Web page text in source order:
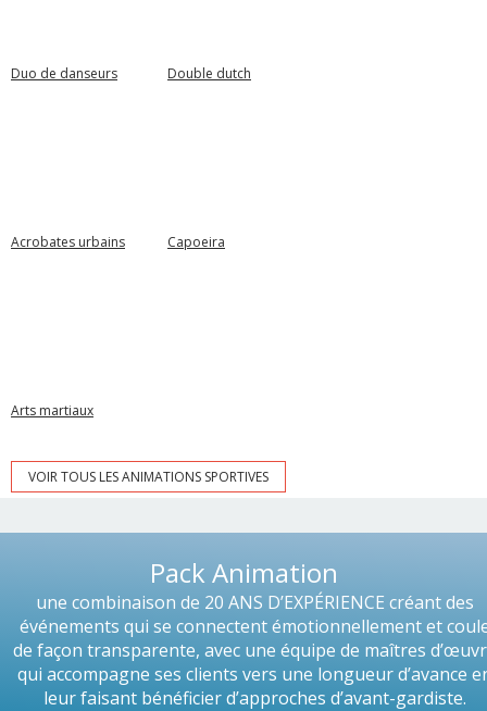
Duo de danseurs Double dutch
Acrobates urbains Capoeira
Arts martiaux
VOIR TOUS LES ANIMATIONS SPORTIVES
Pack Animation
une combinaison de 20 ANS D’EXPÉRIENCE créant des
événements qui se connectent émotionnellement et
de façon transparente, avec une équipe de maîtres
qui accompagne ses clients vers une longueur d’avance
leur faisant bénéficier d’approches d’avant-gardiste.